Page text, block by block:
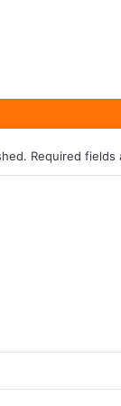
Required fields